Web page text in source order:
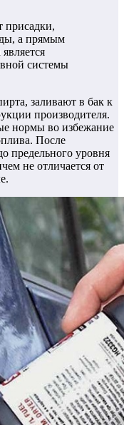
присадки,
а прямым
системы
заливают в бак к
производителя.
нормы во избежание
После
предельного уровня
не отличается от